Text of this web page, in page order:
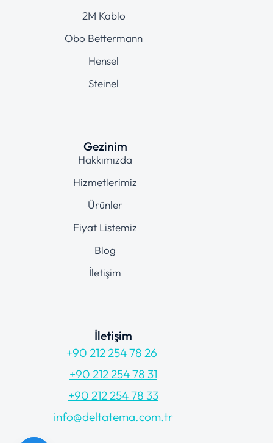
2M Kablo
Obo Bettermann
Hensel
Steinel
Gezinim
Hakkımızda
Hizmetlerimiz
Ürünler
Fiyat Listemiz
Blog
İletişim
İletişim
+90 212 254 78 26
+90 212 254 78 31
+90 212 254 78 33
info@deltatema.com.tr